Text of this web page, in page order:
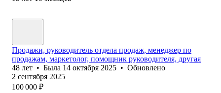
Продажи, руководитель отдела продаж, менеджер по
продажам, маркетолог, помощник руководителя, другая
48 лет • Была 14 октября 2025 • Обновлено
2 сентября 2025
100 000 ₽